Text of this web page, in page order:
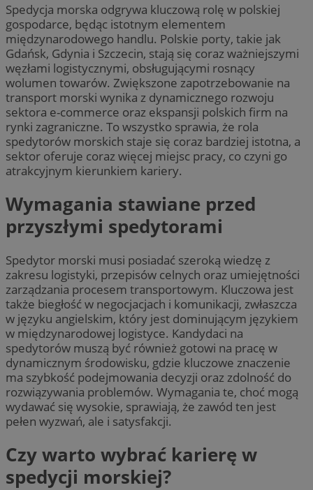
Spedycja morska odgrywa kluczową rolę w polskiej
gospodarce, będąc istotnym elementem
międzynarodowego handlu. Polskie porty, takie jak
Gdańsk, Gdynia i Szczecin, stają się coraz ważniejszymi
węzłami logistycznymi, obsługującymi rosnący
wolumen towarów. Zwiększone zapotrzebowanie na
transport morski wynika z dynamicznego rozwoju
sektora e-commerce oraz ekspansji polskich firm na
rynki zagraniczne. To wszystko sprawia, że rola
spedytorów morskich staje się coraz bardziej istotna, a
sektor oferuje coraz więcej miejsc pracy, co czyni go
atrakcyjnym kierunkiem kariery.
Wymagania stawiane przed
przyszłymi spedytorami
Spedytor morski musi posiadać szeroką wiedzę z
zakresu logistyki, przepisów celnych oraz umiejętności
zarządzania procesem transportowym. Kluczowa jest
także biegłość w negocjacjach i komunikacji, zwłaszcza
w języku angielskim, który jest dominującym językiem
w międzynarodowej logistyce. Kandydaci na
spedytorów muszą być również gotowi na pracę w
dynamicznym środowisku, gdzie kluczowe znaczenie
ma szybkość podejmowania decyzji oraz zdolność do
rozwiązywania problemów. Wymagania te, choć mogą
wydawać się wysokie, sprawiają, że zawód ten jest
pełen wyzwań, ale i satysfakcji.
Czy warto wybrać karierę w
spedycji morskiej?